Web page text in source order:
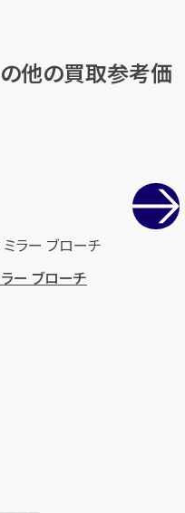
料相談する
の他の買取参考価
ー ブローチ